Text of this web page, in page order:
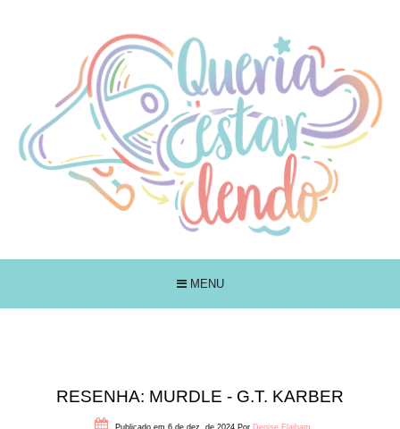
MENU
RESENHA: MURDLE - G.T. KARBER